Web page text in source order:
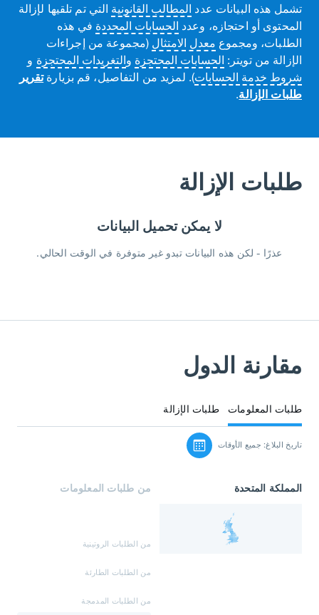
تشمل هذه البيانات عدد المطالب القانونية التي تم تلقيها لإزالة
المحتوى أو احتجازه، وعدد الحسابات المحددة في هذه
الطلبات، ومجموع معدل الامتثال (مجموعة من إجراءات
الإزالة من تويتر: الحسابات المحتجزة والتغريدات المحتجزة و
شروط خدمة الحسابات). لمزيد من التفاصيل، قم بزيارةتقرير
طلبات الإزالة.
طلبات الإزالة
لا يمكن تحميل البيانات
عذرًا - لكن هذه البيانات تبدو غير متوفرة في الوقت الحالي.
مقارنة الدول
طلبات المعلومات طلبات الإزالة
تاريخ البلاغ: جميع الأوقات
المملكة المتحدة من طلبات المعلومات
من الطلبات الروتينية
من الطلبات الطارئة
من الطلبات المدمجة